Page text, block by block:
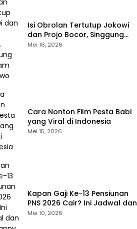
Isi Obrolan Tertutup Jokowi
dan Projo Bocor, Singgung
Program Prabowo
Mei 16, 2026
Cara Nonton Film Pesta Babi
yang Viral di Indonesia
Mei 15, 2026
Kapan Gaji Ke-13 Pensiunan
PNS 2026 Cair? Ini Jadwal dan
Besarannya
Mei 10, 2026